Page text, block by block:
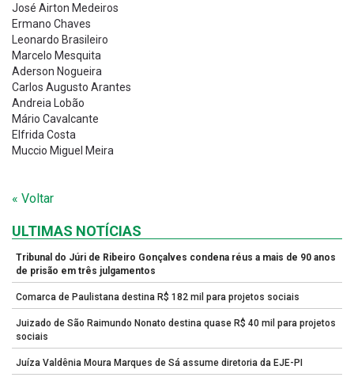
José Airton Medeiros
Ermano Chaves
Leonardo Brasileiro
Marcelo Mesquita
Aderson Nogueira
Carlos Augusto Arantes
Andreia Lobão
Mário Cavalcante
Elfrida Costa
Muccio Miguel Meira
« Voltar
ULTIMAS NOTÍCIAS
Tribunal do Júri de Ribeiro Gonçalves condena réus a mais de 90 anos
de prisão em três julgamentos
Comarca de Paulistana destina R$ 182 mil para projetos sociais
Juizado de São Raimundo Nonato destina quase R$ 40 mil para projetos
sociais
Juíza Valdênia Moura Marques de Sá assume diretoria da EJE-PI